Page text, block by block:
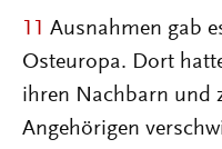
11 Ausnahmen gab
Osteuropa. Dort
ihren Nachbarn und
Angehörigen